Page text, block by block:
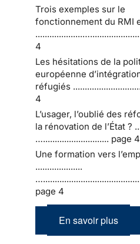
Trois exemples sur le
fonctionnement du RMI
4
Les hésitations de la
européenne
réfugiés
4
L’usager, l’oublié des
la rénovation de l’État ?
…............................ page 4
Une formation vers
....................
page 4
En savoir plus